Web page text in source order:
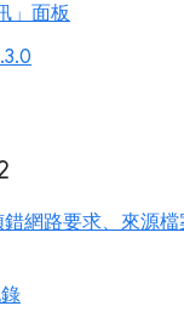
」面板
網路要求、來源